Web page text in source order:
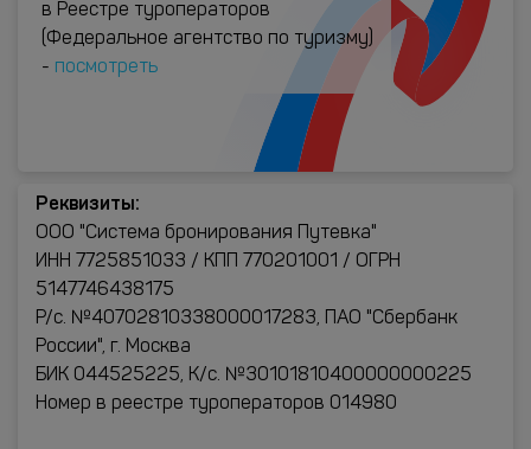
в Реестре туроператоров
(Федеральное агентство по туризму)
- посмотреть
Реквизиты:
ООО "Система бронирования Путевка"
ИНН 7725851033 / КПП 770201001 / ОГРН
5147746438175
Р/с. №40702810338000017283, ПАО "Сбербанк
России", г. Москва
БИК 044525225, К/с. №30101810400000000225
Номер в реестре туроператоров 014980